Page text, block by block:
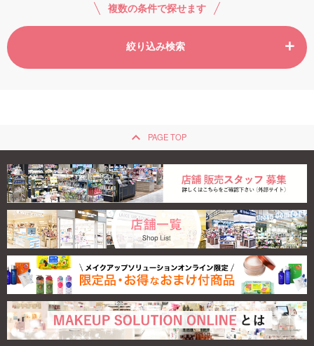
複数の条件で探せます
絞り込み検索
keyboard_arrow_up PAGE TOP